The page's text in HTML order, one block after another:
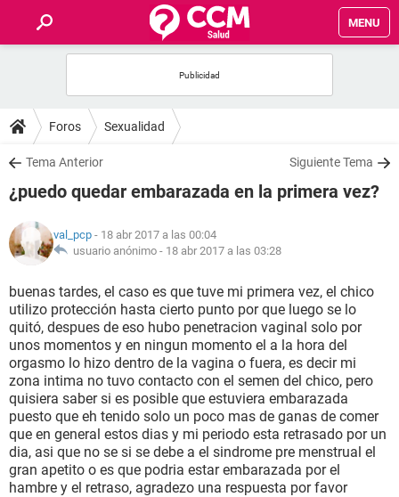
MENU
FOROS
SALUD
FAMILIA
NUTRICIÓN
BIENESTAR
SEXUALIDAD
GLOSARIO
Foros Sexualidad
Tema Anterior Siguiente Tema
¿puedo quedar embarazada en la primera vez?
val_pcp - 18 abr 2017 a las 00:04
usuario anónimo - 18 abr 2017 a las 03:28
buenas tardes, el caso es que tuve mi primera vez, el chico
utilizo protección hasta cierto punto por que luego se lo
quitó, despues de eso hubo penetracion vaginal solo por
unos momentos y en ningun momento el a la hora del
orgasmo lo hizo dentro de la vagina o fuera, es decir mi
zona intima no tuvo contacto con el semen del chico, pero
quisiera saber si es posible que estuviera embarazada
puesto que eh tenido solo un poco mas de ganas de comer
que en general estos dias y mi periodo esta retrasado por un
dia, asi que no se si se debe a el sindrome pre menstrual el
gran apetito o es que podria estar embarazada por el
hambre y el retraso, agradezo una respuesta por favor